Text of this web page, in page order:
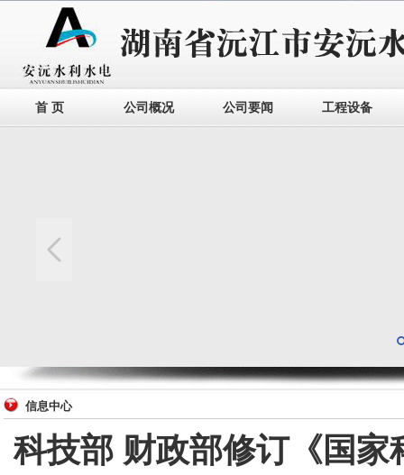
首 页 公司概况 公司要闻 工程设备
信息中心
科技部 财政部修订《国